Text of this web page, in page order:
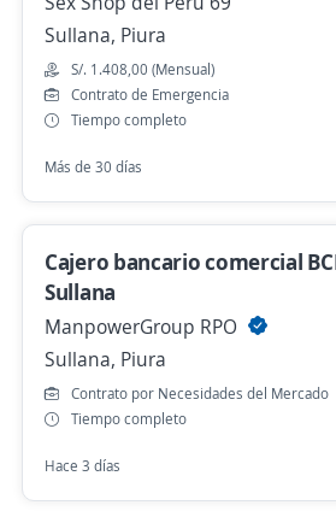
Piura, Piura
Ayer
Vendedor(a) Multifuncional
Topitop Open Plaza Piura
4,2
Topitop
Piura, Piura
S/. 1.130,00 (Mensual)
Ayer
Se precisa Urgente
Ejecutivo comercial en piso
Sullana, Piura
S/. 1.408,00 (Mensual)
Contrato de Emergencia
Tiempo completo
Más de 30 días
Cajero bancario comercial
Sullana
ManpowerGroup RPO
Sullana, Piura
Contrato por Necesidades del Mercado
Tiempo completo
Hace 3 días